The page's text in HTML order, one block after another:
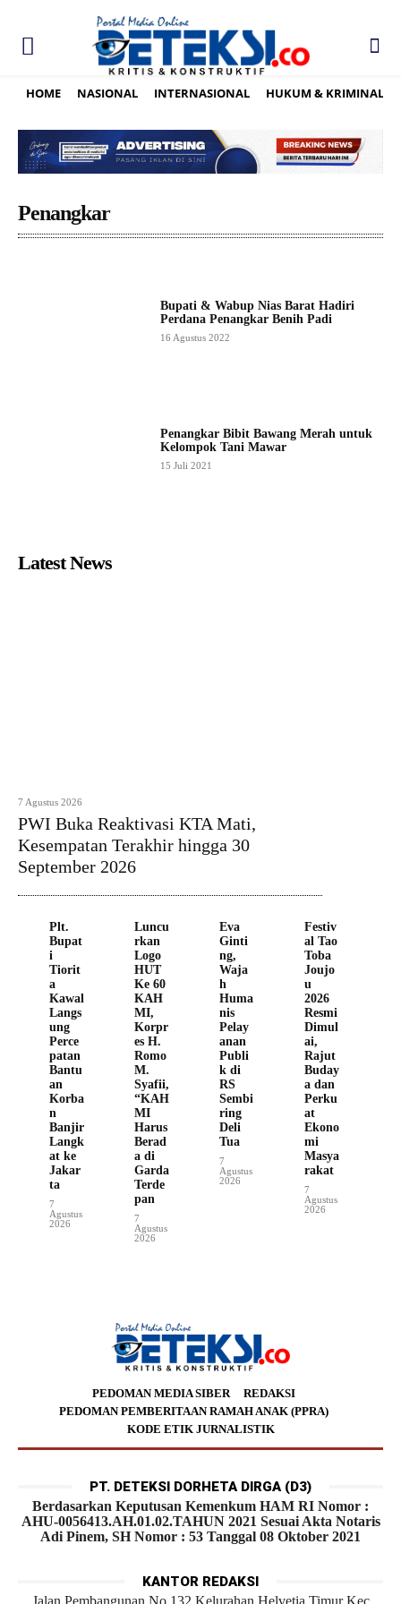
HOME NASIONAL INTERNASIONAL HUKUM & KRIMINAL
Penangkar
Bupati & Wabup Nias Barat Hadiri
Perdana Penangkar Benih Padi
16 Agustus 2022
Penangkar Bibit Bawang Merah untuk
Kelompok Tani Mawar
15 Juli 2021
Latest News
7 Agustus 2026
PWI Buka Reaktivasi KTA Mati,
Kesempatan Terakhir hingga 30
September 2026
Plt.
Bupat
i
Tiorit
a
Kawal
Langs
ung
Perce
patan
Bantu
an
Korba
n
Banjir
Langk
at ke
Jakar
ta
7
Agustus
2026
Luncu
rkan
Logo
HUT
Ke 60
KAH
MI,
Korpr
es H.
Romo
M.
Syafii,
“KAH
MI
Harus
Berad
a di
Garda
Terde
pan
7
Agustus
2026
Eva
Ginti
ng,
Waja
h
Huma
nis
Pelay
anan
Publi
k di
RS
Sembi
ring
Deli
Tua
7
Agustus
2026
Festiv
al Tao
Toba
Joujo
u
2026
Resmi
Dimul
ai,
Rajut
Buday
a dan
Perku
at
Ekono
mi
Masya
rakat
7
Agustus
2026
PEDOMAN MEDIA SIBER
REDAKSI
PEDOMAN PEMBERITAAN RAMAH ANAK (PPRA)
KODE ETIK JURNALISTIK
PT. DETEKSI DORHETA DIRGA (D3)
Berdasarkan Keputusan Kemenkum HAM RI Nomor :
AHU-0056413.AH.01.02.TAHUN 2021 Sesuai Akta Notaris
Adi Pinem, SH Nomor : 53 Tanggal 08 Oktober 2021
KANTOR REDAKSI
Jalan Pembangunan No.132 Kelurahan Helvetia Timur Kec